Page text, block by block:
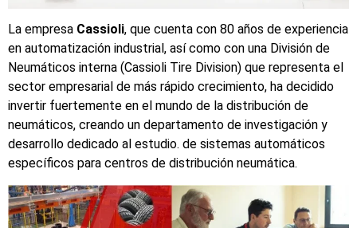
La empresa Cassioli, que cuenta con 80 años de experiencia
en automatización industrial, así como con una División de
Neumáticos interna (Cassioli Tire Division) que representa el
sector empresarial de más rápido crecimiento, ha decidido
invertir fuertemente en el mundo de la distribución de
neumáticos, creando un departamento de investigación y
desarrollo dedicado al estudio. de sistemas automáticos
específicos para centros de distribución neumática.